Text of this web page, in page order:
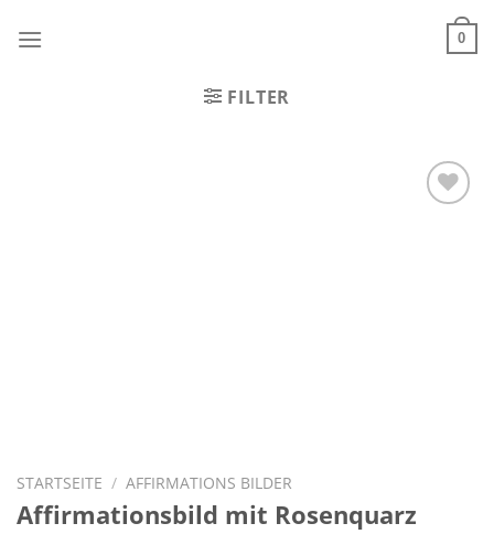
Inhalt
0
FILTER
STARTSEITE / AFFIRMATIONS BILDER
Affirmationsbild mit Rosenquarz